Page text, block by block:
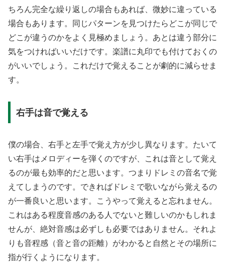
ちろん完全な繰り返しの場合もあれば、微妙に違っている
場合もあります。同じパターンを見つけたらどこが同じで
どこが違うのかをよく見極めましょう。あとは違う部分に
気をつければいいだけです。楽譜に丸印でも付けておくの
がいいでしょう。これだけで覚えることが劇的に減らせま
す。
右手は音で覚える
僕の場合、右手と左手で覚え方が少し異なります。たいて
い右手はメロディーを弾くのですが、これは音として覚え
るのが最も効率的だと思います。つまりドレミの音名で覚
えてしまうのです。できればドレミで歌いながら覚えるの
が一番良いと思います。こうやって覚えると忘れません。
これはある程度音感のある人でないと難しいのかもしれま
せんが、絶対音感は必ずしも必要ではありません。それよ
りも音程感（音と音の距離）がわかると自然とその場所に
指が行くようになります。